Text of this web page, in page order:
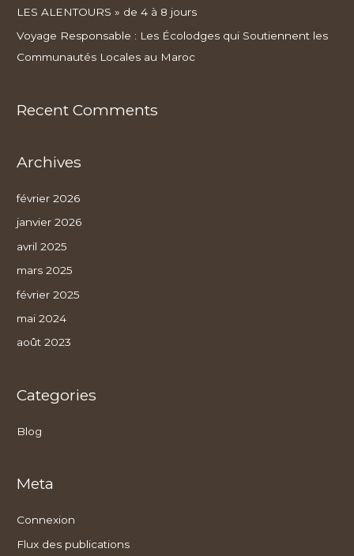
LES ALENTOURS » de 4 à 8 jours
Voyage Responsable : Les Écolodges qui Soutiennent les
Communautés Locales au Maroc
Recent Comments
Archives
février 2026
janvier 2026
avril 2025
mars 2025
février 2025
mai 2024
août 2023
Categories
Blog
Meta
Connexion
Flux des publications